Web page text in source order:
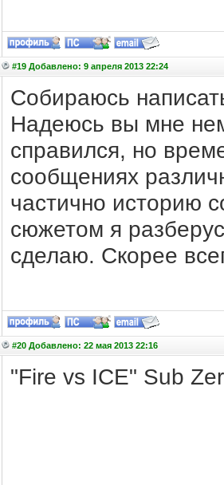
#19 Добавлено: 9 апреля 2013 22:24
Собираюсь
Надеюсь вы мне
справился, но
сообщениях
частично историю
сюжетом я
сделаю. Скорее
#20 Добавлено: 22 мая 2013 22:16
"Fire vs ICE" Sub